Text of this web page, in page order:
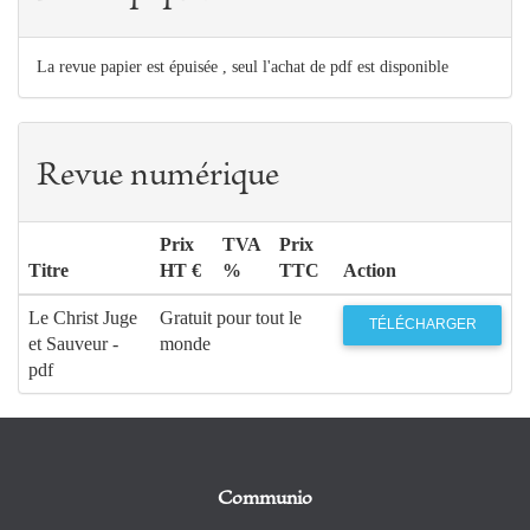
La revue papier est épuisée , seul l'achat de pdf est disponible
Revue numérique
Titre
Prix
HT €
TVA
%
Prix
TTC
Action
Le Christ Juge
et Sauveur -
pdf
Gratuit pour tout le
monde
TÉLÉCHARGER
Communio